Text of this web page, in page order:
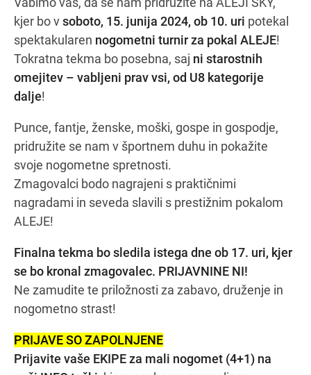
Navodila za pot
kjer bo vsoboto, 15. junija 2024, ob 10. uri potekal
spektakularen nogometni turnir za pokal ALEJE!
Tokratna tekma bo posebna, saj ni starostnih
omejitev – vabljeni prav vsi, od U8 kategorije
dalje!
Punce, fantje, ženske, moški, gospe in gospodje,
pridružite se nam v športnem duhu in pokažite
svoje nogometne spretnosti.
Zmagovalci bodo nagrajeni s praktičnimi
nagradami in seveda slavili s prestižnim pokalom
ALEJE!
Finalna tekma bo sledila istega dne ob 17. uri, kjer
se bo kronal zmagovalec. PRIJAVNINE NI!
Ne zamudite te priložnosti za zabavo, druženje in
nogometno strast!
PRIJAVE SO ZAPOLNJENE
Prijavite vaše EKIPE za mali nogomet (4+1) na